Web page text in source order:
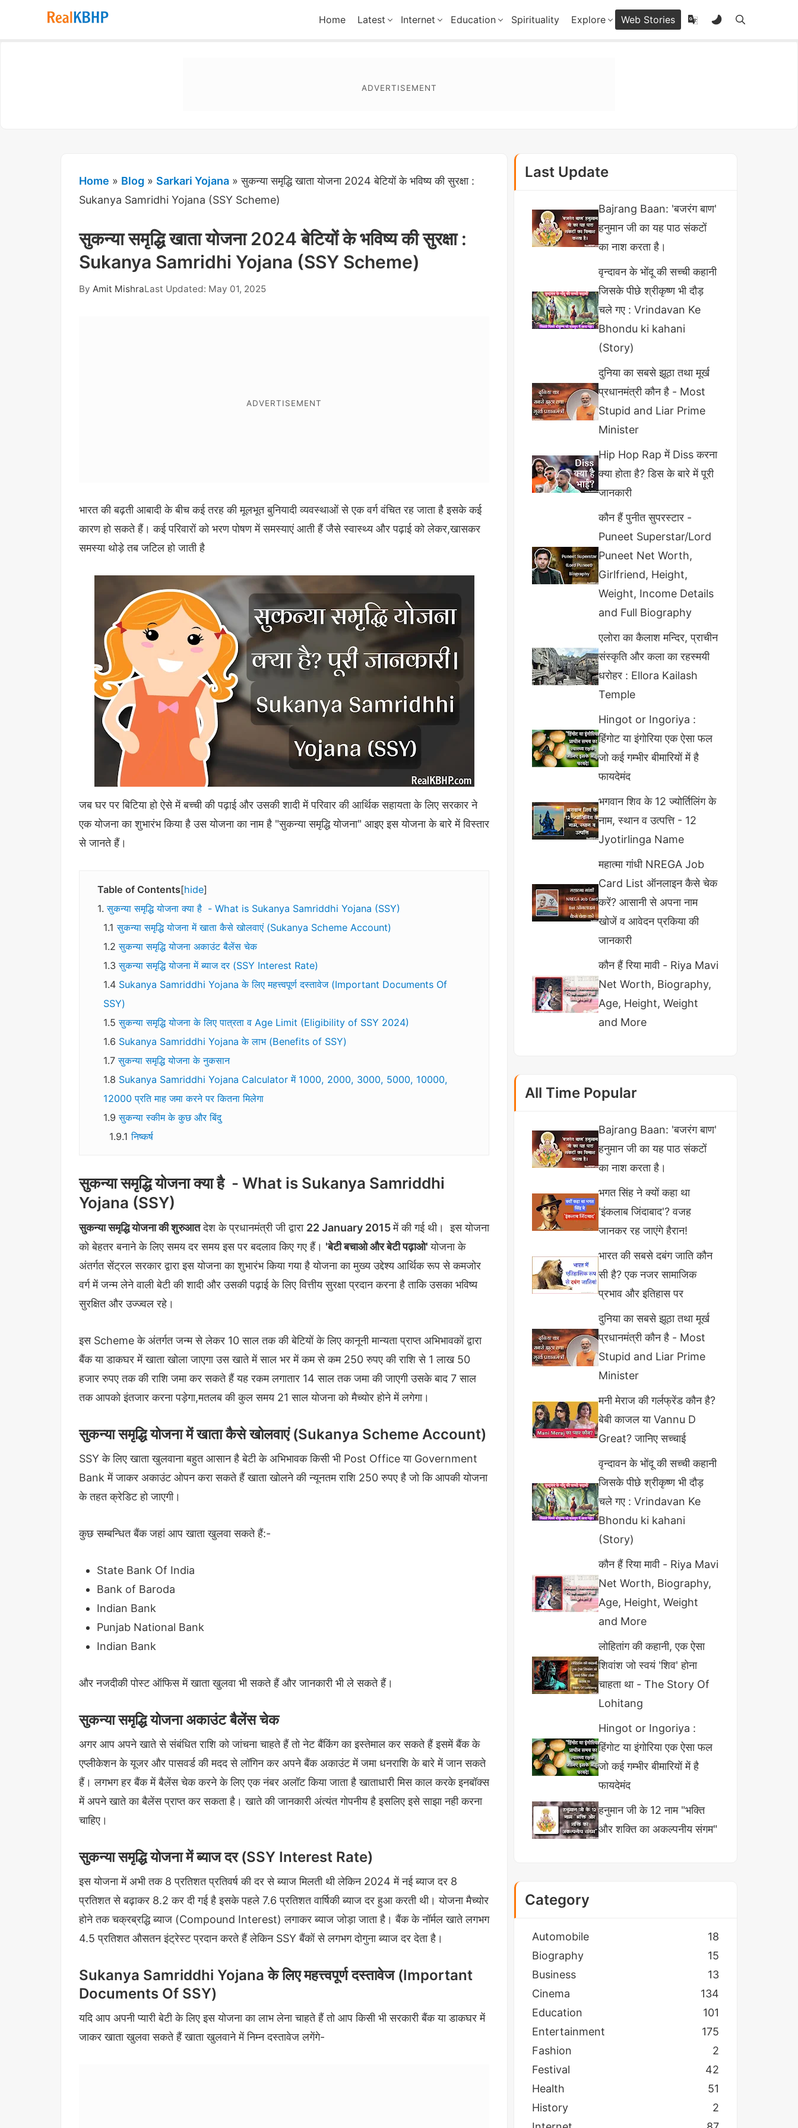
RealKBHP Home Latest Internet Education Spirituality Explore Web Stories
Home » Blog » Sarkari Yojana »सुकन्या समृद्धि खाता योजना 2024 बेटियों के भविष्य की सुरक्षा :
Sukanya Samridhi Yojana (SSY Scheme)
सुकन्या समृद्धि खाता योजना 2024 बेटियों के भविष्य की सुरक्षा :
Sukanya Samridhi Yojana (SSY Scheme)
By Amit MishraLast Updated: May 01, 2025
भारत की बढ़ती आबादी के बीच कई तरह की मूलभूत बुनियादी व्यवस्थाओं से एक वर्ग वंचित रह जाता है इसके कई
कारण हो सकते हैं। कई परिवारों को भरण पोषण में समस्याएं आती हैं जैसे स्वास्थ्य और पढ़ाई को लेकर,खासकर
समस्या थोड़े तब जटिल हो जाती है
जब घर पर बिटिया हो ऐसे में बच्ची की पढ़ाई और उसकी शादी में परिवार की आर्थिक सहायता के लिए सरकार ने
एक योजना का शुभारंभ किया है उस योजना का नाम है "सुकन्या समृद्धि योजना" आइए इस योजना के बारे में विस्तार
से जानते हैं।
Table of Contents hide
सुकन्या समृद्धि योजना क्या है - What is Sukanya Samriddhi Yojana (SSY)
सुकन्या समृद्धि योजना में खाता कैसे खोलवाएं (Sukanya Scheme Account)
सुकन्या समृद्धि योजना अकाउंट बैलेंस चेक
सुकन्या समृद्धि योजना में ब्याज दर (SSY Interest Rate)
Sukanya Samriddhi Yojana के लिए महत्त्वपूर्ण दस्तावेज (Important Documents Of
SSY)
सुकन्या समृद्धि योजना के लिए पात्रता व Age Limit (Eligibility of SSY 2024)
Sukanya Samriddhi Yojana के लाभ (Benefits of SSY)
सुकन्या समृद्धि योजना के नुकसान
Sukanya Samriddhi Yojana Calculator में 1000, 2000, 3000, 5000, 10000,
12000 प्रति माह जमा करने पर कितना मिलेगा
सुकन्या स्कीम के कुछ और बिंदु
निष्कर्ष
सुकन्या समृद्धि योजना क्या है - What is Sukanya Samriddhi
Yojana (SSY)
सुकन्या समृद्धि योजना की शुरुआतदेश के प्रधानमंत्री जी द्वारा 22 January 2015में की गई थी। इस योजना
को बेहतर बनाने के लिए समय दर समय इस पर बदलाव किए गए हैं। 'बेटी बचाओ और बेटी पढ़ाओ'योजना के
अंतर्गत सेंट्रल सरकार द्वारा इस योजना का शुभारंभ किया गया है योजना का मुख्य उद्देश्य आर्थिक रूप से कमजोर
वर्ग में जन्म लेने वाली बेटी की शादी और उसकी पढ़ाई के लिए वित्तीय सुरक्षा प्रदान करना है ताकि उसका भविष्य
सुरक्षित और उज्ज्वल रहे।
इस Scheme के अंतर्गत जन्म से लेकर 10 साल तक की बेटियों के लिए कानूनी मान्यता प्राप्त अभिभावकों द्वारा
बैंक या डाकघर में खाता खोला जाएगा उस खाते में साल भर में कम से कम 250 रुपए की राशि से 1 लाख 50
हजार रुपए तक की राशि जमा कर सकते हैं यह रकम लगातार 14 साल तक जमा की जाएगी उसके बाद 7 साल
तक आपको इंतजार करना पड़ेगा,मतलब की कुल समय 21 साल योजना को मैच्योर होने में लगेगा।
सुकन्या समृद्धि योजना में खाता कैसे खोलवाएं (Sukanya Scheme Account)
SSY के लिए खाता खुलवाना बहुत आसान है बेटी के अभिभावक किसी भी Post Office या Government
Bank में जाकर अकाउंट ओपन करा सकते हैं खाता खोलने की न्यूनतम राशि 250 रुपए है जो कि आपकी योजना
के तहत क्रेडिट हो जाएगी।
कुछ सम्बन्धित बैंक जहां आप खाता खुलवा सकते हैं:-
State Bank Of India
Bank of Baroda
Indian Bank
Punjab National Bank
Indian Bank
और नजदीकी पोस्ट ऑफिस में खाता खुलवा भी सकते हैं और जानकारी भी ले सकते हैं।
सुकन्या समृद्धि योजना अकाउंट बैलेंस चेक
अगर आप अपने खाते से संबंधित राशि को जांचना चाहते हैं तो नेट बैंकिंग का इस्तेमाल कर सकते हैं इसमें बैंक के
एप्लीकेशन के यूजर और पासवर्ड की मदद से लॉगिन कर अपने बैंक अकाउंट में जमा धनराशि के बारे में जान सकते
हैं। लगभग हर बैंक में बैलेंस चेक करने के लिए एक नंबर अलॉट किया जाता है खाताधारी मिस काल करके इनबॉक्स
में अपने खाते का बैलेंस प्राप्त कर सकता है। खाते की जानकारी अंत्यंत गोपनीय है इसलिए इसे साझा नही करना
चाहिए।
सुकन्या समृद्धि योजना में ब्याज दर (SSY Interest Rate)
इस योजना में अभी तक 8 प्रतिशत प्रतिवर्ष की दर से ब्याज मिलती थी लेकिन 2024 में नई ब्याज दर 8
प्रतिशत से बढ़ाकर 8.2 कर दी गई है इसके पहले 7.6 प्रतिशत वार्षिकी ब्याज दर हुआ करती थी। योजना मैच्योर
होने तक चक्रब्रद्धि ब्याज (Compound Interest) लगाकर ब्याज जोड़ा जाता है। बैंक के नॉर्मल खाते लगभग
4.5 प्रतिशत औसतन इंट्रेस्ट प्रदान करते हैं लेकिन SSY बैंकों से लगभग दोगुना ब्याज दर देता है।
Sukanya Samriddhi Yojana के लिए महत्त्वपूर्ण दस्तावेज (Important
Documents Of SSY)
यदि आप अपनी प्यारी बेटी के लिए इस योजना का लाभ लेना चाहते हैं तो आप किसी भी सरकारी बैंक या डाकघर में
जाकर खाता खुलवा सकते हैं खाता खुलवाने में निम्न दस्तावेज लगेंगे-
Last Update
Bajrang Baan: 'बजरंग बाण'
हनुमान जी का यह पाठ संकटों
का नाश करता है।
वृन्दावन के भोंदू की सच्ची कहानी
जिसके पीछे श्रीकृष्ण भी दौड़
चले गए : Vrindavan Ke
Bhondu ki kahani
(Story)
दुनिया का सबसे झूठा तथा मूर्ख
प्रधानमंत्री कौन है - Most
Stupid and Liar Prime
Minister
Hip Hop Rap में Diss करना
क्या होता है? डिस के बारे में पूरी
जानकारी
कौन हैं पुनीत सुपरस्टार -
Puneet Superstar/Lord
Puneet Net Worth,
Girlfriend, Height,
Weight, Income Details
and Full Biography
एलोरा का कैलाश मन्दिर, प्राचीन
संस्कृति और कला का रहस्मयी
धरोहर : Ellora Kailash
Temple
Hingot or Ingoriya :
हिंगोट या इंगोरिया एक ऐसा फल
जो कई गम्भीर बीमारियों में है
फायदेमंद
भगवान शिव के 12 ज्योर्तिलिंग के
नाम, स्थान व उत्पत्ति - 12
Jyotirlinga Name
महात्मा गांधी NREGA Job
Card List ऑनलाइन कैसे चेक
करें? आसानी से अपना नाम
खोजें व आवेदन प्रकिया की
जानकारी
कौन हैं रिया मावी - Riya Mavi
Net Worth, Biography,
Age, Height, Weight
and More
All Time Popular
Bajrang Baan: 'बजरंग बाण'
हनुमान जी का यह पाठ संकटों
का नाश करता है।
भगत सिंह ने क्यों कहा था
'इंकलाब जिंदाबाद'? वजह
जानकर रह जाएंगे हैरान!
भारत की सबसे दबंग जाति कौन
सी है? एक नजर सामाजिक
प्रभाव और इतिहास पर
दुनिया का सबसे झूठा तथा मूर्ख
प्रधानमंत्री कौन है - Most
Stupid and Liar Prime
Minister
मनी मेराज की गर्लफ्रेंड कौन है?
बेबी काजल या Vannu D
Great? जानिए सच्चाई
वृन्दावन के भोंदू की सच्ची कहानी
जिसके पीछे श्रीकृष्ण भी दौड़
चले गए : Vrindavan Ke
Bhondu ki kahani
(Story)
कौन हैं रिया मावी - Riya Mavi
Net Worth, Biography,
Age, Height, Weight
and More
लोहितांग की कहानी, एक ऐसा
शिवांश जो स्वयं 'शिव' होना
चाहता था - The Story Of
Lohitang
Hingot or Ingoriya :
हिंगोट या इंगोरिया एक ऐसा फल
जो कई गम्भीर बीमारियों में है
फायदेमंद
हनुमान जी के 12 नाम "भक्ति
और शक्ति का अकल्पनीय संगम"
Category
Automobile
18
Biography
15
Business
13
Cinema
134
Education
101
Entertainment
175
Fashion
2
Festival
42
Health
51
History
2